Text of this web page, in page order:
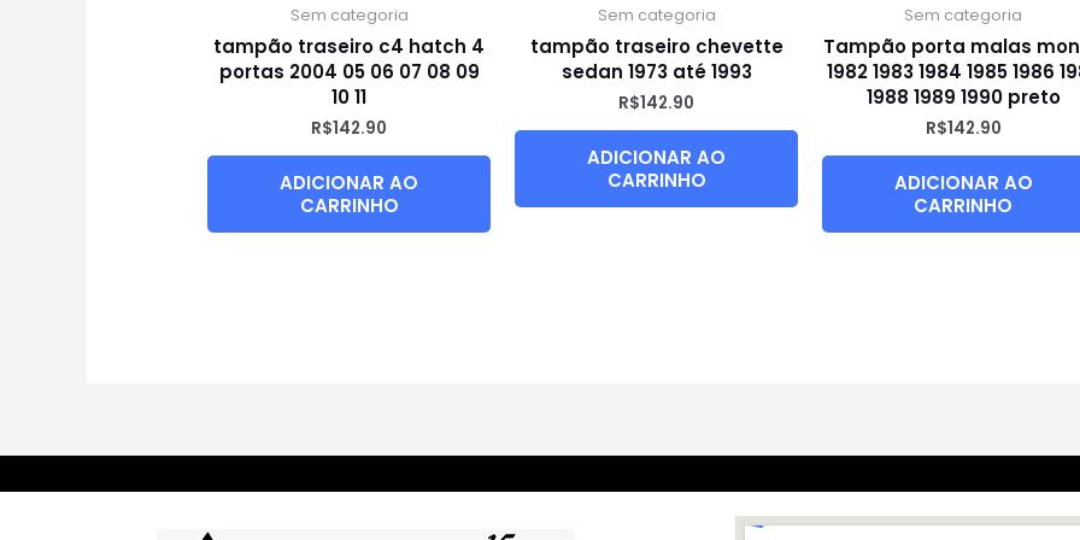
Sem categoria
tampão traseiro c4 hatch 4
portas 2004 05 06 07 08 09
10 11
R$142.90
ADICIONAR AO
CARRINHO
Sem categoria
tampão traseiro chevette
sedan 1973 até 1993
R$142.90
ADICIONAR AO
CARRINHO
Sem categoria
Tampão porta malas
1982 1983 1984 1985 1986
1988 1989 1990 preto
R$142.90
ADICIONAR AO
CARRINHO